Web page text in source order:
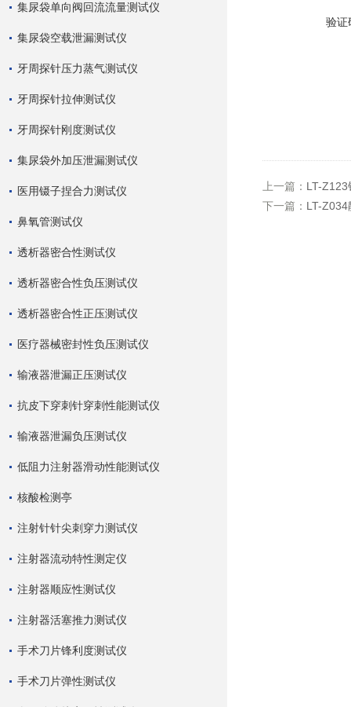
集尿袋单向阀回流流量测试仪
集尿袋空载泄漏测试仪
牙周探针压力蒸气测试仪
牙周探针拉伸测试仪
牙周探针刚度测试仪
集尿袋外加压泄漏测试仪
医用镊子捏合力测试仪
鼻氧管测试仪
透析器密合性测试仪
透析器密合性负压测试仪
透析器密合性正压测试仪
医疗器械密封性负压测试仪
输液器泄漏正压测试仪
抗皮下穿刺针穿刺性能测试仪
输液器泄漏负压测试仪
低阻力注射器滑动性能测试仪
核酸检测亭
注射针针尖刺穿力测试仪
注射器流动特性测定仪
注射器顺应性测试仪
注射器活塞推力测试仪
手术刀片锋利度测试仪
手术刀片弹性测试仪
验证
上一篇： LT-
下一篇： LT-